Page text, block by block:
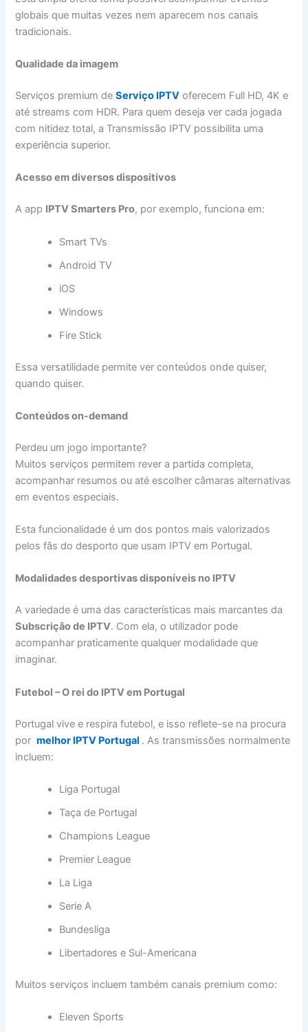
globais que muitas vezes nem aparecem nos canais
tradicionais.
Qualidade da imagem
Serviços premium deServiço IPTV oferecem Full HD, 4K e
até streams com HDR. Para quem deseja ver cada jogada
com nitidez total, a Transmissão IPTV possibilita uma
experiência superior.
Acesso em diversos dispositivos
A app IPTV Smarters Pro, por exemplo, funciona em:
Smart TVs
Android TV
iOS
Windows
Fire Stick
Essa versatilidade permite ver conteúdos onde quiser,
quando quiser.
Conteúdos on-demand
Perdeu um jogo importante?
Muitos serviços permitem rever a partida completa,
acompanhar resumos ou até escolher câmaras alternativas
em eventos especiais.
Esta funcionalidade é um dos pontos mais valorizados
pelos fãs do desporto que usam IPTV em Portugal.
Modalidades desportivas disponíveis no IPTV
A variedade é uma das características mais marcantes da
Subscrição de IPTV. Com ela, o utilizador pode
acompanhar praticamente qualquer modalidade que
imaginar.
Futebol – O rei do IPTV em Portugal
Portugal vive e respira futebol, e isso reflete-se na procura
pormelhor IPTV Portugal . As transmissões normalmente
incluem:
Liga Portugal
Taça de Portugal
Champions League
Premier League
La Liga
Serie A
Bundesliga
Libertadores e Sul-Americana
Muitos serviços incluem também canais premium como:
Eleven Sports